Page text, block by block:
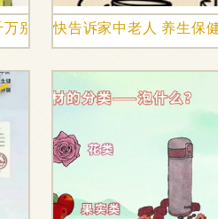
别踩 快告诉家中老人 养生保